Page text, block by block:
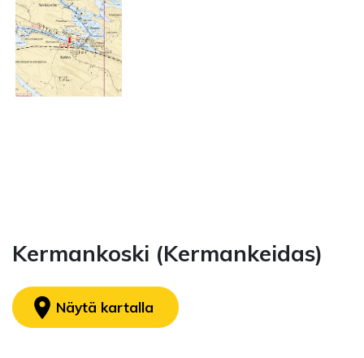
Kermankoski (Kermankeidas)
location_on Näytä kartalla